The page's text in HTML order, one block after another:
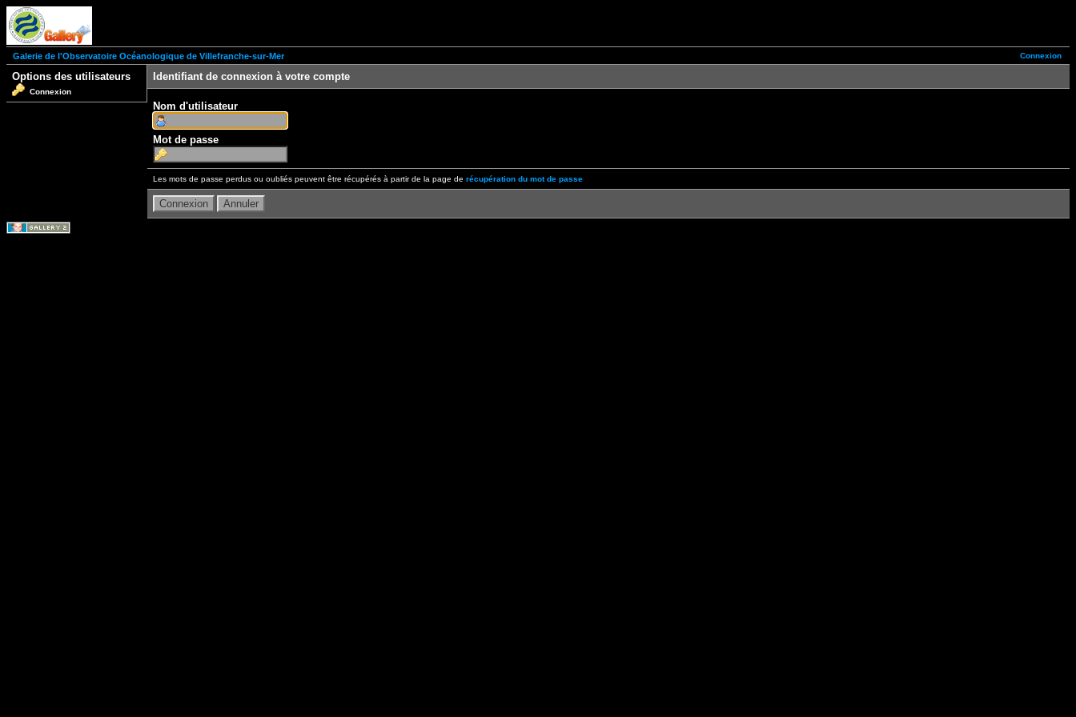
Connexion
Galerie de l'Observatoire Océanologique de Villefranche-sur-Mer
Options des utilisateurs
Connexion
Identifiant de connexion à votre compte
Nom d'utilisateur
Mot de passe
Les mots de passe perdus ou oubliés peuvent être récupérés à partir de la page de récupération du mot de passe